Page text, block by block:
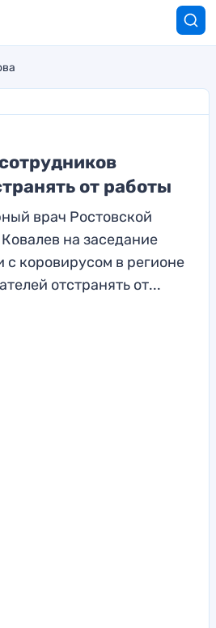
от работы
врач Ростовской
на заседание
с коровирусом в регионе
отстранять от...